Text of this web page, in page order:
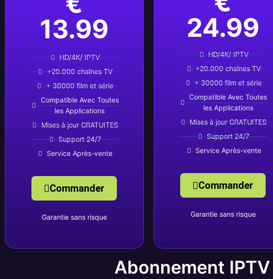
13.99
HD/4K/ IPTV
+20.000 chaînes TV
+ 30000 film et série
Compatible Avec Toutes
les Applications
Mises à jour GRATUITES
Support 24/7
Service Après-vente
Commander
Garantie sans risque
24.99
HD/4K/ IPTV
+20.000 chaînes TV
+ 30000 film et série
Compatible Avec Toutes
les Applications
Mises à jour GRATUITES
Support 24/7
Service Après-vente
Commander
Garantie sans risque
Abonnement